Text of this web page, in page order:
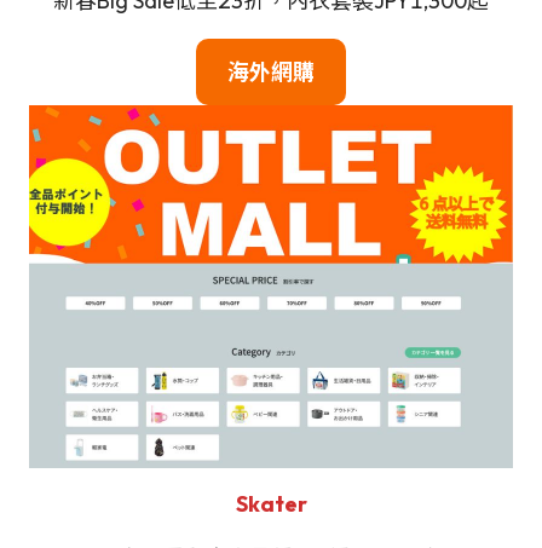
海外網購
Skater